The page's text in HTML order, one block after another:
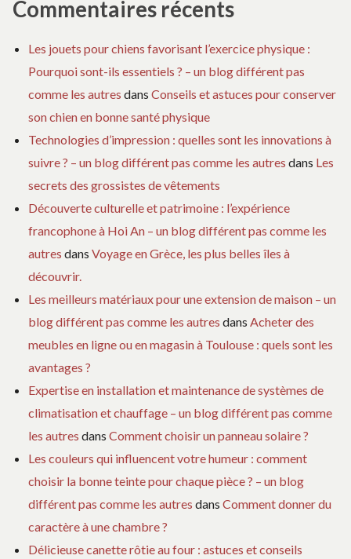
Commentaires récents
Les jouets pour chiens favorisant l’exercice physique :
Pourquoi sont-ils essentiels ? – un blog différent pas
comme les autres dans Conseils et astuces pour conserver
son chien en bonne santé physique
Technologies d’impression : quelles sont les innovations à
suivre ? – un blog différent pas comme les autres dans Les
secrets des grossistes de vêtements
Découverte culturelle et patrimoine : l’expérience
francophone à Hoi An – un blog différent pas comme les
autres dans Voyage en Grèce, les plus belles îles à
découvrir.
Les meilleurs matériaux pour une extension de maison – un
blog différent pas comme les autres dans Acheter des
meubles en ligne ou en magasin à Toulouse : quels sont les
avantages ?
Expertise en installation et maintenance de systèmes de
climatisation et chauffage – un blog différent pas comme
les autres dans Comment choisir un panneau solaire ?
Les couleurs qui influencent votre humeur : comment
choisir la bonne teinte pour chaque pièce ? – un blog
différent pas comme les autres dans Comment donner du
caractère à une chambre ?
Délicieuse canette rôtie au four : astuces et conseils